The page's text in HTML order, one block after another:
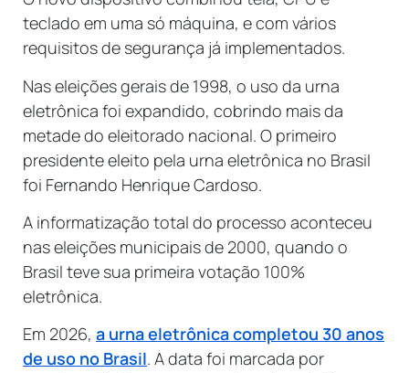
teclado em uma só máquina, e com vários
requisitos de segurança já implementados.
Nas eleições gerais de 1998, o uso da urna
eletrônica foi expandido, cobrindo mais da
metade do eleitorado nacional. O primeiro
presidente eleito pela urna eletrônica no Brasil
foi Fernando Henrique Cardoso.
A informatização total do processo aconteceu
nas eleições municipais de 2000, quando o
Brasil teve sua primeira votação 100%
eletrônica.
Em 2026, a urna eletrônica completou 30 anos
de uso no Brasil. A data foi marcada por